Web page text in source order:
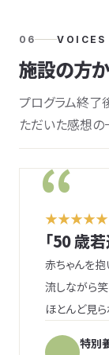
06 VOICES
施設の方
プログラム終了
ただいた感想の
★★★★★
「50 歳若
赤ちゃんを
流しながら
ほとんど見ら
特別